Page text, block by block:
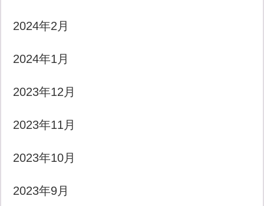
2024年2月
2024年1月
2023年12月
2023年11月
2023年10月
2023年9月